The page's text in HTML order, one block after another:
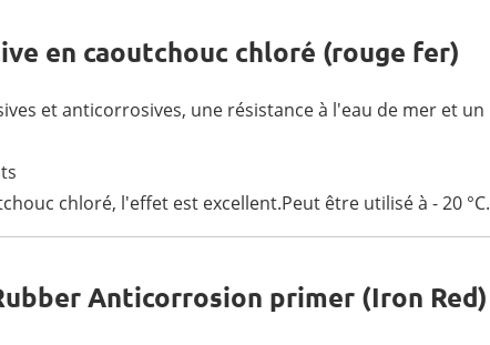
en caoutchouc chloré (rouge fer)
et anticorrosives, une résistance à l'eau de mer et un
chloré, l'effet est excellent.Peut être utilisé à - 20 °C.
Anticorrosion primer (Iron Red)